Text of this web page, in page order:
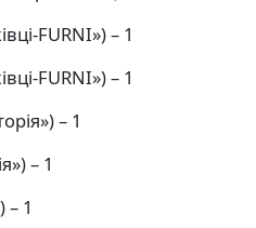
FURNI») – 1
FURNI») – 1
– 1
– 1
– 1